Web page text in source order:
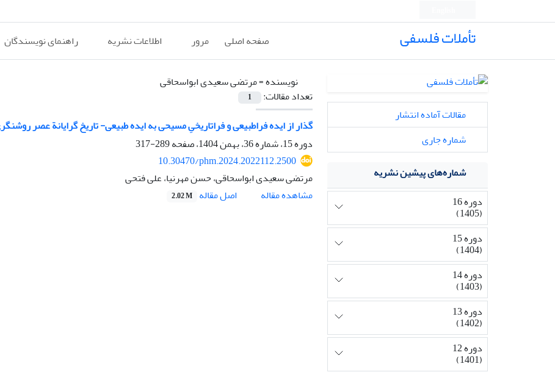
تأملات فلسفی صفحه اصلی مرور اطلاعات نشریه راهنمای نویسندگان
نویسنده =مرتضی سعیدی ابواسحاقی
تعداد مقالات:
1
گذار از ایده فراطبیعی و فراتاریخیِ مسیحی به ایده طبیعی- تاریخ گرایانة عصر
دوره 15، شماره 36، بهمن 1404، صفحه
289-317
10.30470/phm.2024.2022112.2500
مرتضی سعیدی ابواسحاقی، حسن مهرنیا، علی فتحی
مشاهده مقاله
اصل مقاله 2.02 M
مقالات آماده انتشار
شماره جاری
شماره‌های پیشین نشریه
دوره 16
(1405)
دوره 15
(1404)
دوره 14
(1403)
دوره 13
(1402)
دوره 12
(1401)